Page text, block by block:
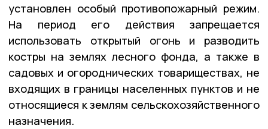
установлен особый противопожарный режим.
На период его действия запрещается
использовать открытый огонь и разводить
костры на землях лесного фонда, а также в
садовых и огороднических товариществах, не
входящих в границы населенных пунктов и не
относящиеся к землям сельскохозяйственного
назначения.